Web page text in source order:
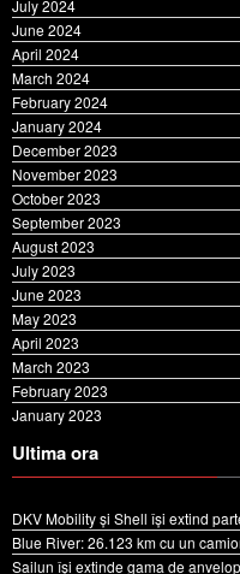
July 2024
June 2024
April 2024
March 2024
February 2024
January 2024
December 2023
November 2023
October 2023
September 2023
August 2023
July 2023
June 2023
May 2023
April 2023
March 2023
February 2023
January 2023
Ultima ora
DKV Mobility și Shell își extind
Blue River: 26.123 km cu un
Sailun își extinde gama de